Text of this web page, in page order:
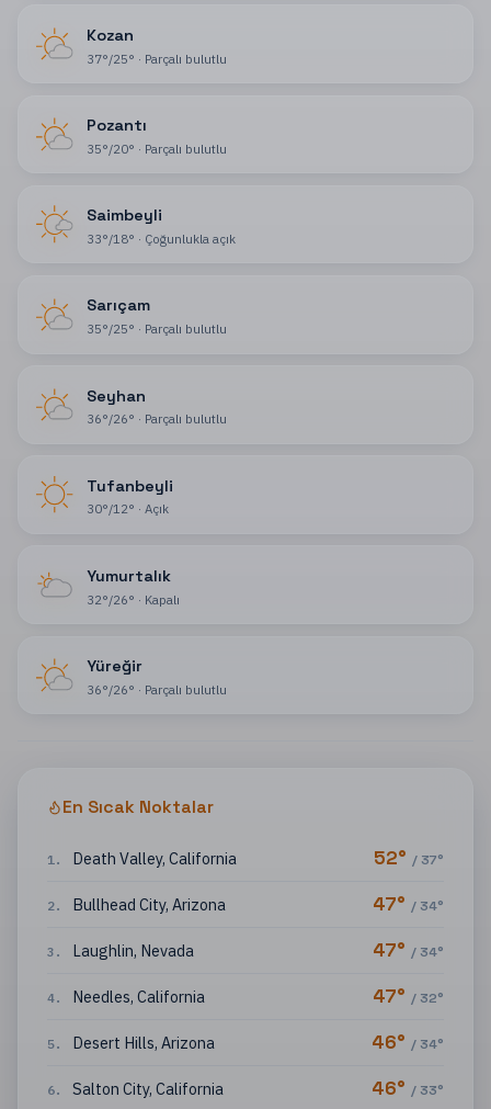
Kozan
37°/25° · Parçalı bulutlu
Pozantı
35°/20° · Parçalı bulutlu
Saimbeyli
33°/18° · Çoğunlukla açık
Sarıçam
35°/25° · Parçalı bulutlu
Seyhan
36°/26° · Parçalı bulutlu
Tufanbeyli
30°/12° · Açık
Yumurtalık
32°/26° · Kapalı
Yüreğir
36°/26° · Parçalı bulutlu
En Sıcak Noktalar
1. Death Valley, California 52° / 37°
2. Bullhead City, Arizona 47° / 34°
3 . Laughlin, Nevada 47° / 34°
4. Needles, California 47° / 32°
5. Desert Hills, Arizona 46° / 34°
6. Salton City, California 46° / 33°